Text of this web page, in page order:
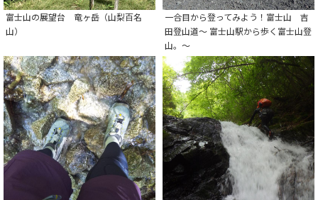
富士山の展望台 竜ヶ岳（山梨百名
山）
一合目から登ってみよう！富士山 吉
田登山道～ 富士山駅から歩く富士山登
山。～